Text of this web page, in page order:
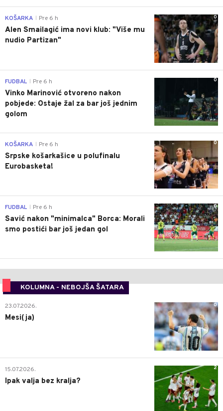
0
KOŠARKA Pre 6 h
Alen Smailagić ima novi klub: "Više mu
nudio Partizan"
0
FUDBAL Pre 6 h
Vinko Marinović otvoreno nakon
pobjede: Ostaje žal za bar još jednim
golom
0
KOŠARKA Pre 6 h
Srpske košarkašice u polufinalu
Eurobasketa!
0
FUDBAL Pre 6 h
Savić nakon "minimalca" Borca: Morali
smo postići bar još jedan gol
KOLUMNA - NEBOJŠA ŠATARA
0
23.07.2026.
Mesi(ja)
2
15.07.2026.
Ipak valja bez kralja?